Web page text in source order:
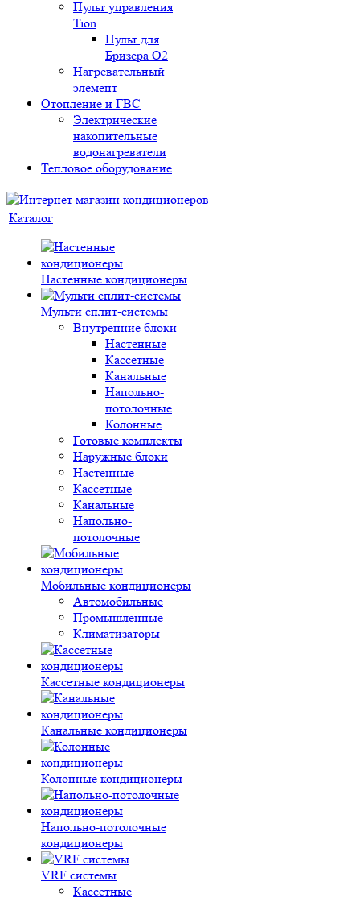
Пульт управления
Tion
Пульт для
Бризера O2
Нагревательный
элемент
Отопление и ГВС
Электрические
накопительные
водонагреватели
Тепловое оборудование
Каталог
Настенные кондиционеры
Мульти сплит-системы
Внутренние блоки
Настенные
Кассетные
Канальные
Напольно-
потолочные
Колонные
Готовые комплекты
Наружные блоки
Настенные
Кассетные
Канальные
Напольно-
потолочные
Мобильные кондиционеры
Автомобильные
Промышленные
Климатизаторы
Кассетные кондиционеры
Канальные кондиционеры
Колонные кондиционеры
Напольно-потолочные
кондиционеры
VRF системы
Кассетные